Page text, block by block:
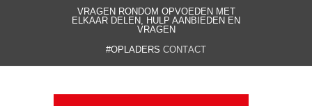
VRAGEN RONDOM OPVOEDEN MET
ELKAAR DELEN, HULP AANBIEDEN EN
VRAGEN
#OPLADERS CONTACT